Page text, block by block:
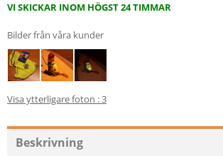
VI SKICKAR INOM HÖGST 24 TIMMAR
Bilder från våra kunder
Visa ytterligare foton : 3
Beskrivning